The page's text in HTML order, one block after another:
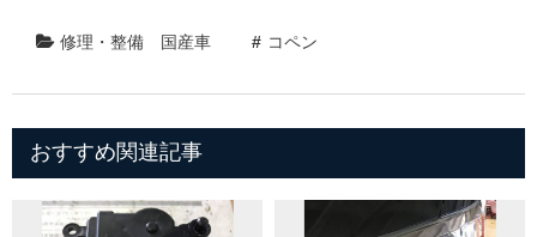
修理・整備 国産車 コペン
おすすめ関連記事